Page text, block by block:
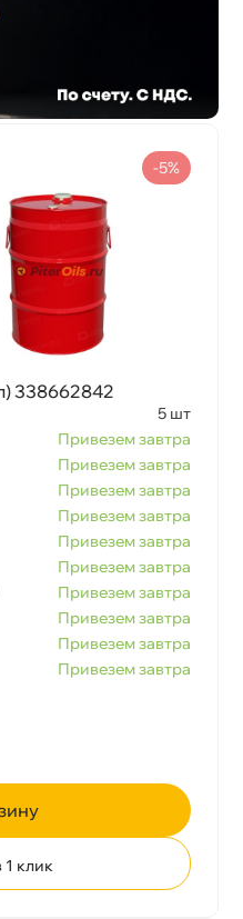
338662842
5 шт
Привезем завтра
Привезем завтра
Привезем завтра
Привезем завтра
Привезем завтра
Привезем завтра
Привезем завтра
Привезем завтра
Привезем завтра
Привезем завтра
-5%
1 клик